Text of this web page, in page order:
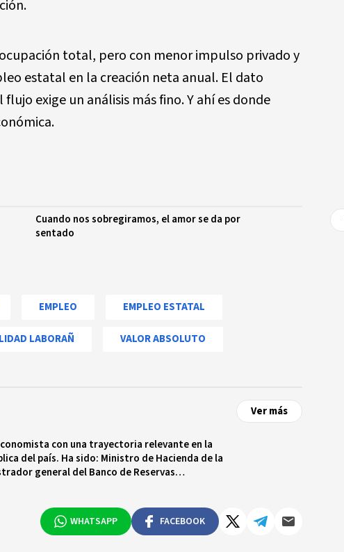
total, pero con menor impulso privado y
estatal en la creación neta anual. El dato
exige un análisis más fino. Y ahí es donde
Cuando nos sobregiramos, el amor se da por
sentado
EMPLEO EMPLEO ESTATAL
LABORAÑ VALOR ABSOLUTO
con una trayectoria relevante en la
del país. Ha sido: Ministro de Hacienda de la
general del Banco de Reservas
Ver más
WHATSAPP FACEBOOK